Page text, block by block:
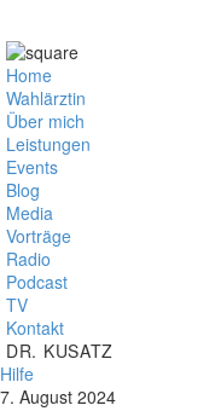
Home
Wahlärztin
Über mich
Leistungen
Events
Blog
Media
Vorträge
Radio
Podcast
TV
Kontakt
DR. KUSATZ
Hilfe
7. August 2024